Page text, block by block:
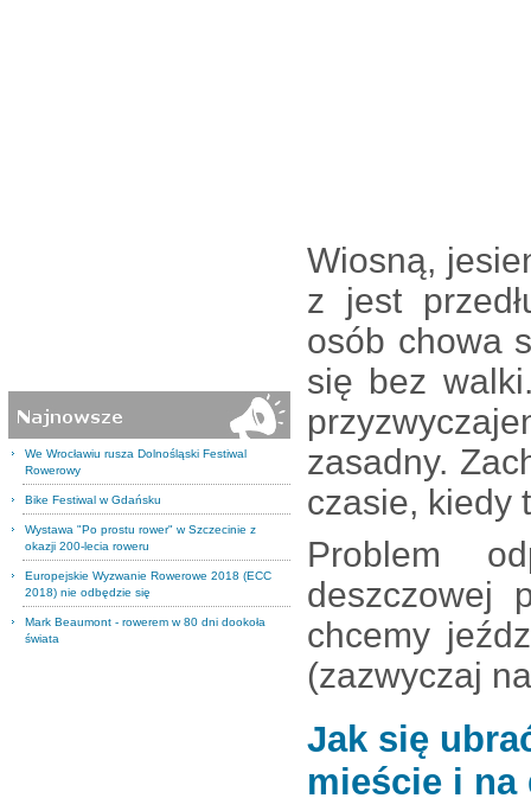
We Wrocławiu rusza Dolnośląski Festiwal
Rowerowy
Bike Festiwal w Gdańsku
Wystawa "Po prostu rower" w Szczecinie z
okazji 200-lecia roweru
Europejskie Wyzwanie Rowerowe 2018 (ECC
2018) nie odbędzie się
Mark Beaumont - rowerem w 80 dni dookoła
świata
Wiosną,
z jest
osób chowa
się bez
zasadny.
czasie, kiedy
Problem
deszczowej
chcemy
(zazwyczaj
Jak się
mieście i na